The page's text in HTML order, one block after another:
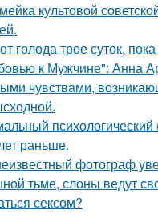
культовой
трое суток,
к Мужчине": Анна
чувствами,
раньше.
фотограф
тьме, слоны ведут
сексом?